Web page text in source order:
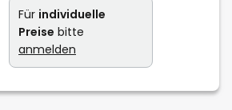
Für individuelle
Preise bitte
anmelden